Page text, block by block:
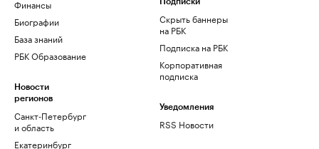
Финансы
Биографии
База знаний
РБК Образование
Новости
регионов
Санкт-Петербург
и область
Екатеринбург
Скрыть баннеры
на РБК
Подписка на РБК
Корпоративная
подписка
Уведомления
RSS Новости